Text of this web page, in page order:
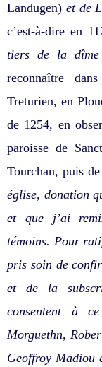
Landugen) et de
c’est-à-dire en
tiers de la dîme
reconnaître
Treturien, en
de 1254, en
paroisse de
Tourchan, puis
église, donation
et que j’ai
témoins. Pour
pris soin de
et de la
consentent à
Morguethn,
Geoffroy Madiou